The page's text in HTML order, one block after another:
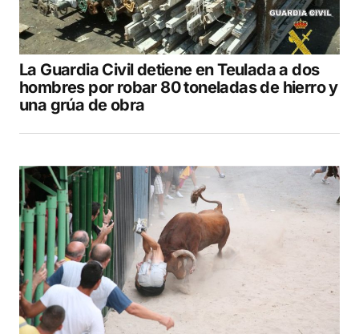
La Guardia Civil detiene en Teulada a dos
hombres por robar 80 toneladas de hierro y
una grúa de obra